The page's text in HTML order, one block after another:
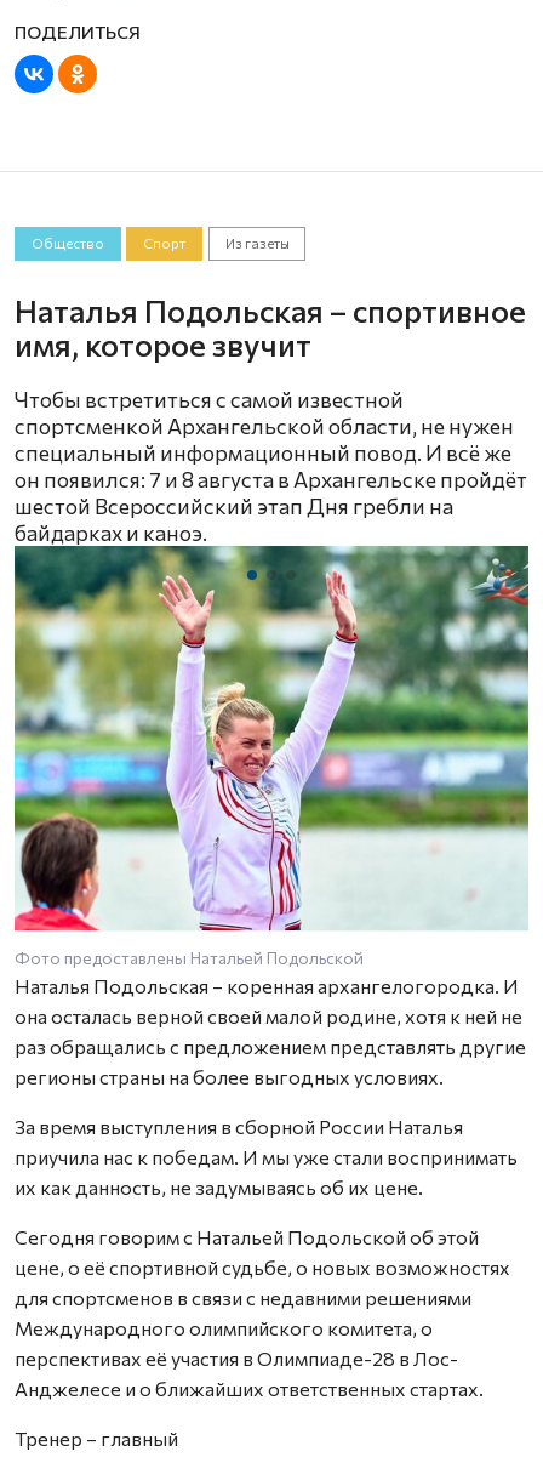
Общество Спорт Из газеты
Наталья Подольская – спортивное
имя, которое звучит
Чтобы встретиться с самой известной
спортсменкой Архангельской области, не нужен
специальный информационный повод. И всё же
он появился: 7 и 8 августа в Архангельске пройдёт
шестой Всероссийский этап Дня гребли на
байдарках и каноэ.
Фото предоставлены Натальей Подольской
Наталья Подольская – коренная архангелогородка. И
она осталась верной своей малой родине, хотя к ней не
раз обращались с предложением представлять другие
регионы страны на более выгодных условиях.
За время выступления в сборной России Наталья
приучила нас к победам. И мы уже стали воспринимать
их как данность, не задумываясь об их цене.
Сегодня говорим с Натальей Подольской об этой
цене, о её спортивной судьбе, о новых возможностях
для спортсменов в связи с недавними решениями
Международного олимпийского комитета, о
перспективах её участия в Олимпиаде-28 в Лос-
Анджелесе и о ближайших ответственных стартах.
Тренер – главный